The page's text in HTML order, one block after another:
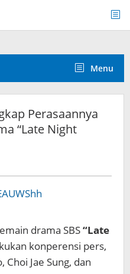
Menu
Perasaannya
“Late Night
drama SBS“Late
konperensi pers,
Jae Sung, dan